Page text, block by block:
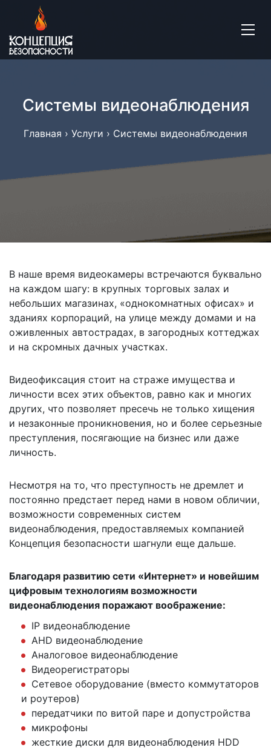
Системы видеонаблюдения
Главная › Услуги › Системы видеонаблюдения
В наше время видеокамеры встречаются буквально
на каждом шагу: в крупных торговых залах и
небольших магазинах, «однокомнатных офисах» и
зданиях корпораций, на улице между домами и на
оживленных автострадах, в загородных коттеджах
и на скромных дачных участках.
Видеофиксация стоит на страже имущества и
личности всех этих объектов, равно как и многих
других, что позволяет пресечь не только хищения
и незаконные проникновения, но и более серьезные
преступления, посягающие на бизнес или даже
личность.
Несмотря на то, что преступность не дремлет и
постоянно предстает перед нами в новом обличии,
возможности современных систем
видеонаблюдения, предоставляемых компанией
Концепция безопасности шагнули еще дальше.
Благодаря развитию сети «Интернет» и новейшим
цифровым технологиям возможности
видеонаблюдения поражают воображение:
IP видеонаблюдение
AHD видеонаблюдение
Аналоговое видеонаблюдение
Видеорегистраторы
Сетевое оборудование (вместо коммутаторов
и роутеров)
передатчики по витой паре и допустройства
микрофоны
жесткие диски для видеонаблюдения HDD